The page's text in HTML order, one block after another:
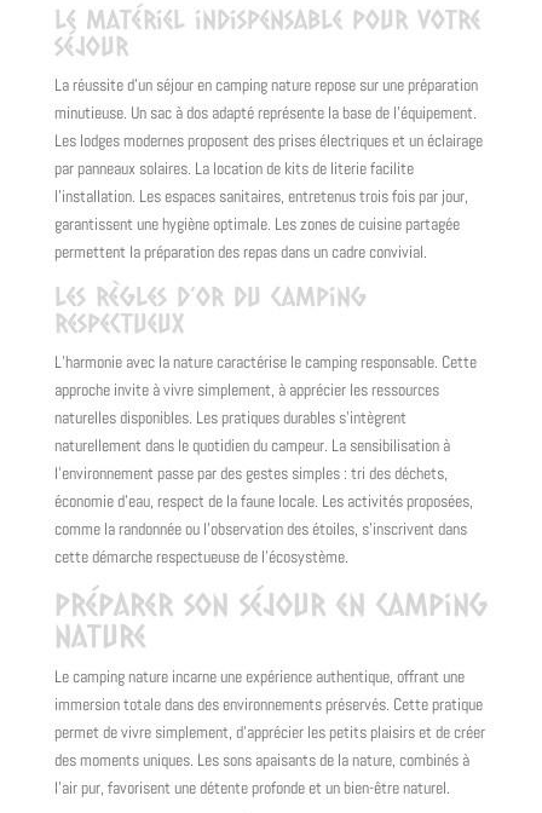
Le matériel indispensable pour votre
séjour
La réussite d’un séjour en camping nature repose sur une préparation
minutieuse. Un sac à dos adapté représente la base de l’équipement.
Les lodges modernes proposent des prises électriques et un éclairage
par panneaux solaires. La location de kits de literie facilite
l’installation. Les espaces sanitaires, entretenus trois fois par jour,
garantissent une hygiène optimale. Les zones de cuisine partagée
permettent la préparation des repas dans un cadre convivial.
Les règles d’or du camping
respectueux
L’harmonie avec la nature caractérise le camping responsable. Cette
approche invite à vivre simplement, à apprécier les ressources
naturelles disponibles. Les pratiques durables s’intègrent
naturellement dans le quotidien du campeur. La sensibilisation à
l’environnement passe par des gestes simples : tri des déchets,
économie d’eau, respect de la faune locale. Les activités proposées,
comme la randonnée ou l’observation des étoiles, s’inscrivent dans
cette démarche respectueuse de l’écosystème.
Préparer son séjour en camping
nature
Le camping nature incarne une expérience authentique, offrant une
immersion totale dans des environnements préservés. Cette pratique
permet de vivre simplement, d’apprécier les petits plaisirs et de créer
des moments uniques. Les sons apaisants de la nature, combinés à
l’air pur, favorisent une détente profonde et un bien-être naturel.